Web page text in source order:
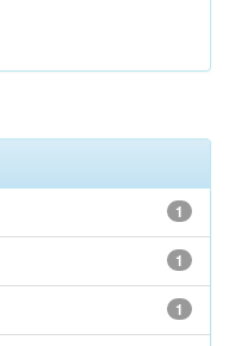
1
1
1